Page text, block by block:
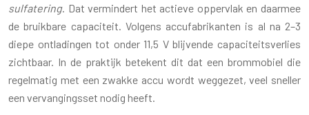
sulfatering. Dat vermindert het actieve oppervlak en daarmee
de bruikbare capaciteit. Volgens accufabrikanten is al na 2–3
diepe ontladingen tot onder 11,5 V blijvende capaciteitsverlies
zichtbaar. In de praktijk betekent dit dat een brommobiel die
regelmatig met een zwakke accu wordt weggezet, veel sneller
een vervangingsset nodig heeft.